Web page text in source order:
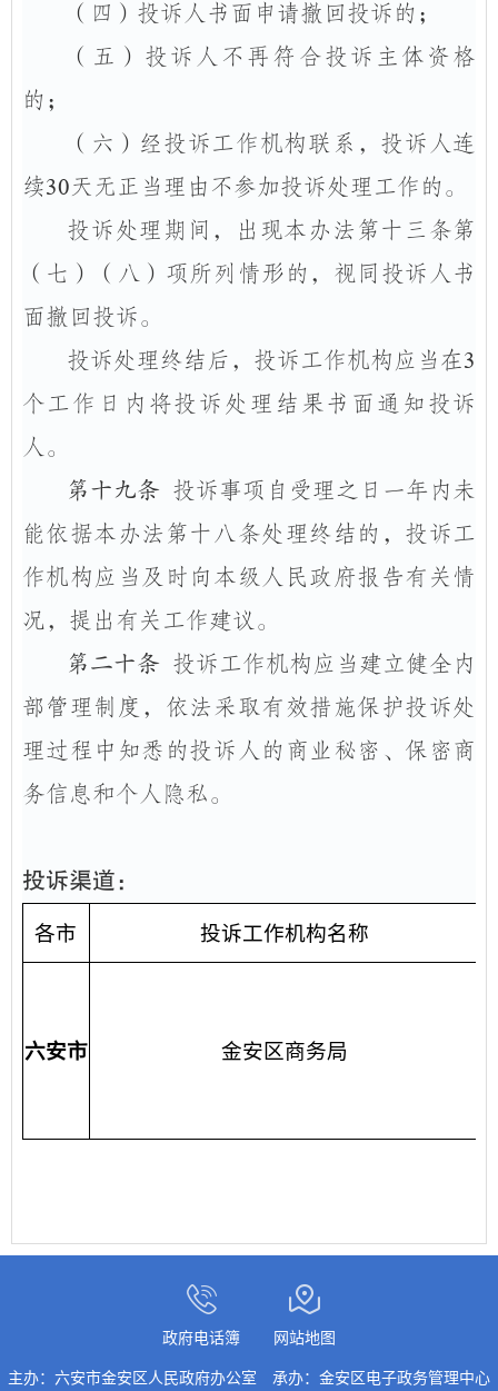
（四）投诉人书面申请撤回投诉的；
（五）投诉人不再符合投诉主体资格
的；
（六）经投诉工作机构联系，投诉人连
续30天无正当理由不参加投诉处理工作的。
投诉处理期间，出现本办法第十三条第
（七）（八）项所列情形的，视同投诉人书
面撤回投诉。
投诉处理终结后，投诉工作机构应当在3
个工作日内将投诉处理结果书面通知投诉
人。
第十九条 投诉事项自受理之日一年内未
能依据本办法第十八条处理终结的，投诉工
作机构应当及时向本级人民政府报告有关情
况，提出有关工作建议。
第二十条 投诉工作机构应当建立健全内
部管理制度，依法采取有效措施保护投诉处
理过程中知悉的投诉人的商业秘密、保密商
务信息和个人隐私。
投诉渠道：
各市 投诉工作机构名称
六安市 金安区商务局
政府电话簿 网站地图
主办：六安市金安区人民政府办公室 承办：金安区电子政务管理中心